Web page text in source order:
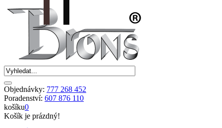
Objednávky: 777 268 452
Poradenství: 607 876 110
košíku0
Košík je prázdný!